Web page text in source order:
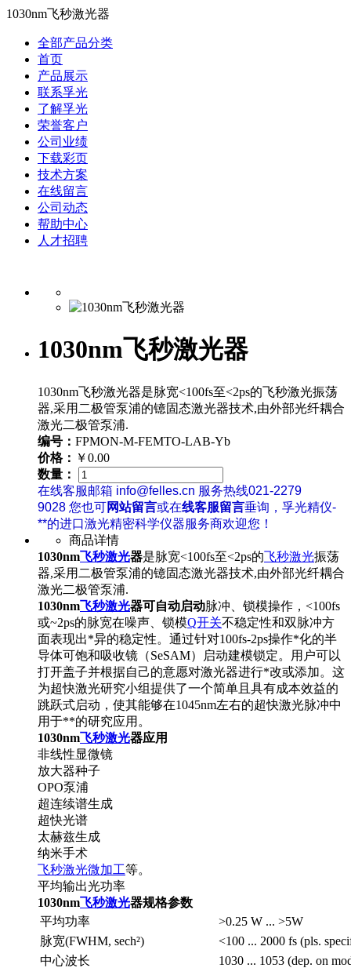
1030nm飞秒激光器
全部产品分类
首页
产品展示
联系孚光
了解孚光
荣誉客户
公司业绩
下载彩页
技术方案
在线留言
公司动态
帮助中心
人才招聘
1030nm飞秒激光器
1030nm飞秒激光器是脉宽<100fs至<2ps的飞秒激光振荡
器,采用二极管泵浦的镱固态激光器技术,由外部光纤耦合
激光二极管泵浦.
编号： FPMON-M-FEMTO-LAB-Yb
价格： ￥0.00
数量：
在线客服邮箱 info@felles.cn 服务热线021-2279
9028 您也可网站留言或在线客服留言垂询，孚光精仪-
**的进口激光精密科学仪器服务商欢迎您！
商品详情
1030nm飞秒激光器是脉宽<100fs至<2ps的飞秒激光振荡
器,采用二极管泵浦的镱固态激光器技术,由外部光纤耦合
激光二极管泵浦.
1030nm飞秒激光器可自动启动脉冲、锁模操作，<100fs
或~2ps的脉宽在噪声、锁模Q开关不稳定性和双脉冲方
面表现出*异的稳定性。通过针对100fs-2ps操作*化的半
导体可饱和吸收镜（SeSAM）启动建模锁定。用户可以
打开盖子并根据自己的意愿对激光器进行*改或添加。这
为超快激光研究小组提供了一个简单且具有成本效益的
跳跃式启动，使其能够在1045nm左右的超快激光脉冲中
用于**的研究应用。
1030nm飞秒激光器应用
非线性显微镜
放大器种子
OPO泵浦
超连续谱生成
超快光谱
太赫兹生成
纳米手术
飞秒激光微加工等。
平均输出光功率
1030nm飞秒激光器规格参数
平均功率
>0.25 W ... >5W
脉宽(FWHM, sech²)
<100 ... 2000 fs (pls.
中心波长
1030 ... 1053 (dep. on